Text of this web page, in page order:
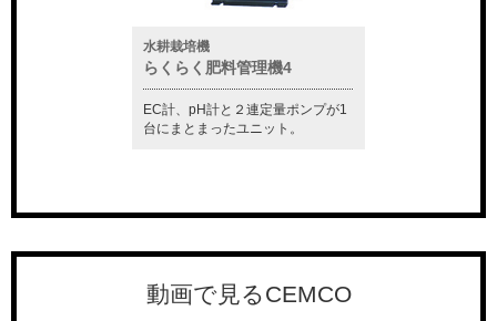
水質測定器
CM-81S
この1台で塩分濃度を測定し、ポン
プ等の制御も行うことが出来ま
動画で見るCEMCO